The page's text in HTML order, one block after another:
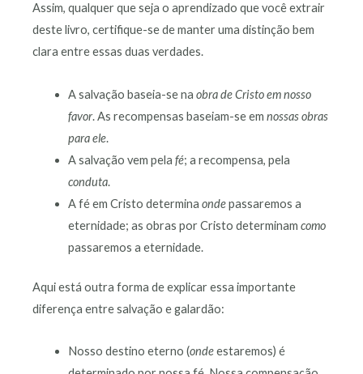
Assim, qualquer que seja o aprendizado que você extrair
deste livro, certifique-se de manter uma distinção bem
clara entre essas duas verdades.
A salvação baseia-se na obra de Cristo em nosso
favor. As recompensas baseiam-se em nossas obras
para ele.
A salvação vem pela fé; a recompensa, pela
conduta.
A fé em Cristo determina ondepassaremos a
eternidade; as obras por Cristo determinam como
passaremos a eternidade.
Aqui está outra forma de explicar essa importante
diferença entre salvação e galardão:
Nosso destino eterno (ondeestaremos) é